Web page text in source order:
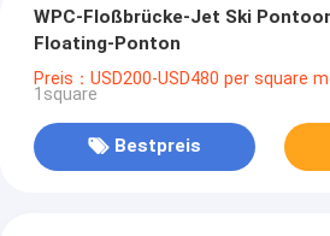
WPC-Floßbrücke-Jet Ski
Floating-Ponton
Preis：USD200-USD480 per square
1square
Bestpreis